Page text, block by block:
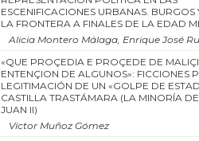
ESCENIFICACIONES URBANAS. BURGOS
LA FRONTERA A FINALES DE LA EDAD
Alicia Montero Málaga, Enrique José
«QUE PROÇEDIA E PROÇEDE DE
ENTENÇION DE ALGUNOS»: FICCIONES
LEGITIMACIÓN DE UN «GOLPE DE
CASTILLA TRASTÁMARA (LA MINORÍA
JUAN II)
Víctor Muñoz Gómez